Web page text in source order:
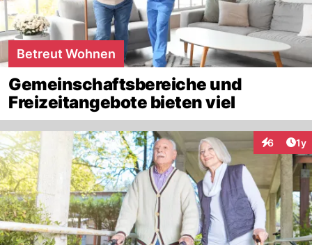
Betreut Wohnen
Gemeinschaftsbereiche und
Freizeitangebote bieten viel
6 1y